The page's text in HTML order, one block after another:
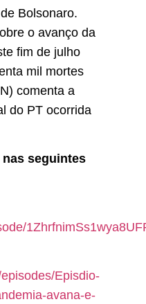
Bolsonaro.
o avanço da
fim de julho
mil mortes
comenta a
do PT ocorrida
seguintes
Episdio-
avana-e-